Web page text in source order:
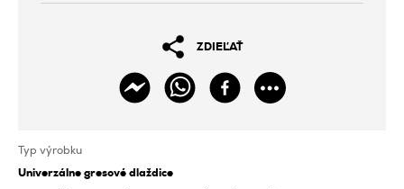
ZDIEĽAŤ
Typ výrobku
Univerzálne gresové dlaždice